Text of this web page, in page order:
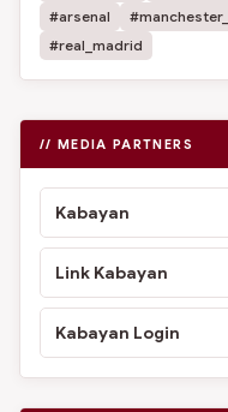
#arsenal
#real_madrid
// MEDIA PARTNERS
Kabayan
Link Kabayan
Kabayan Login